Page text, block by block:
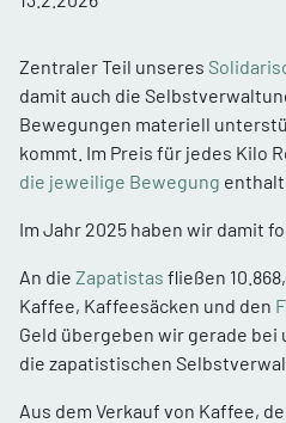
Zentraler Teil unseres
damit auch die
Bewegungen materiell
kommt. Im Preis für jedes Kilo
die jeweilige Bewegung
Im Jahr 2025 haben wir damit
An die Zapatistas fließen
Kaffee, Kaffeesäcken und den
Geld übergeben wir gerade bei
die zapatistischen
Aus dem Verkauf von Kaffee,